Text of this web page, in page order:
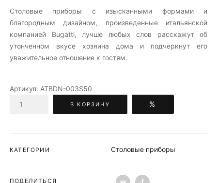
Столовые приборы c изысканными формами и
благородным дизайном, произведенные итальянской
компанией Bugatti, лучше любых слов расскажут об
утонченном вкусе хозяина дома и подчеркнут его
уважительное отношение к гостям.
Артикул: ATBDN-003S50
В КОРЗИНУ %
КАТЕГОРИИ Столовые приборы
ПОДЕЛИТЬСЯ